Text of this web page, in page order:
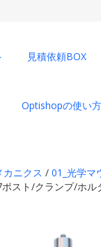
見積依頼BOX
Optishopの使い方
カニクス /01_光学マ
スト/クランプ/ホル